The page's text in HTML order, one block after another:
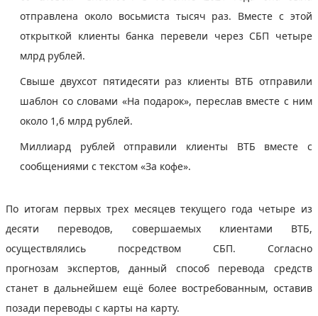
отправлена около восьмиста тысяч раз. Вместе с этой
открыткой клиенты банка перевели через СБП четыре
млрд рублей.
Свыше двухсот пятидесяти раз клиенты ВТБ отправили
шаблон со словами «На подарок», переслав вместе с ним
около 1,6 млрд рублей.
Миллиард рублей отправили клиенты ВТБ вместе с
сообщениями с текстом «За кофе».
По итогам первых трех месяцев текущего года четыре из
десяти переводов, совершаемых клиентами ВТБ,
осуществлялись посредством СБП. Согласно
прогнозам экспертов, данный способ перевода средств
станет в дальнейшем ещё более востребованным, оставив
позади переводы с карты на карту.